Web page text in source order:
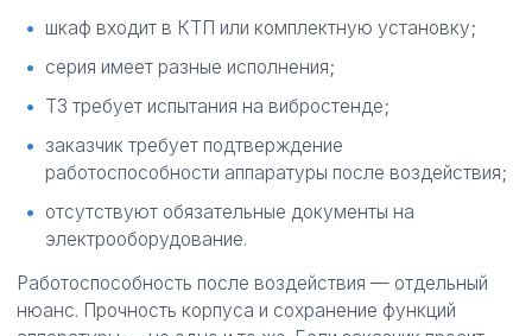
шкаф входит в КТП или комплектную установку;
серия имеет разные исполнения;
ТЗ требует испытания на вибростенде;
заказчик требует подтверждение
работоспособности аппаратуры после воздействия;
отсутствуют обязательные документы на
электрооборудование.
Работоспособность после воздействия — отдельный
нюанс. Прочность корпуса и сохранение функций